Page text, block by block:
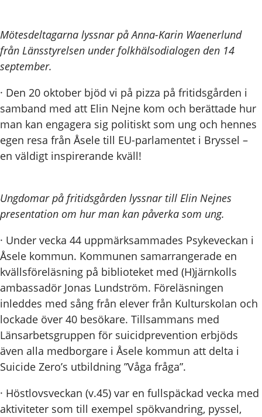
Mötesdeltagarna lyssnar på Anna-Karin Waenerlund
från Länsstyrelsen under folkhälsodialogen den 14
september.
· Den 20 oktober bjöd vi på pizza på fritidsgården i
samband med att Elin Nejne kom och berättade hur
man kan engagera sig politiskt som ung och hennes
egen resa från Åsele till EU-parlamentet i Bryssel –
en väldigt inspirerande kväll!
Ungdomar på fritidsgården lyssnar till Elin Nejnes
presentation om hur man kan påverka som ung.
· Under vecka 44 uppmärksammades Psykeveckan i
Åsele kommun. Kommunen samarrangerade en
kvällsföreläsning på biblioteket med (H)järnkolls
ambassadör Jonas Lundström. Föreläsningen
inleddes med sång från elever från Kulturskolan och
lockade över 40 besökare. Tillsammans med
Länsarbetsgruppen för suicidprevention erbjöds
även alla medborgare i Åsele kommun att delta i
Suicide Zero’s utbildning ”Våga fråga”.
· Höstlovsveckan (v.45) var en fullspäckad vecka med
aktiviteter som till exempel spökvandring, pyssel,